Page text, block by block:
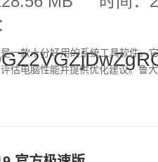
一款十分好用的系统工具软件。
估电脑性能并提供优化建议。鲁